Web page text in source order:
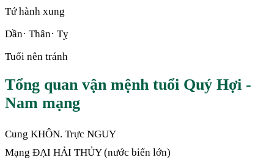
Tứ hành xung
Dần· Thân· Tỵ
Tuổi nên tránh
Tổng quan vận mệnh tuổi Quý Hợi -
Nam mạng
Cung KHÔN. Trực NGUY
Mạng ĐẠI HẢI THỦY (nước biển lớn)